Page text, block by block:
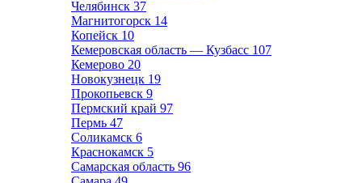
Челябинск 37
Магнитогорск 14
Копейск 10
Кемеровская область — Кузбасс 107
Кемерово 20
Новокузнецк 19
Прокопьевск 9
Пермский край 97
Пермь 47
Соликамск 6
Краснокамск 5
Самарская область 96